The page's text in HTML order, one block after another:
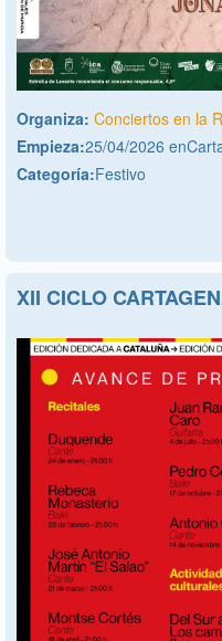
Organiza: Conciertos en la
Empieza:25/04/2026
Categoría:Festivo
XII CICLO